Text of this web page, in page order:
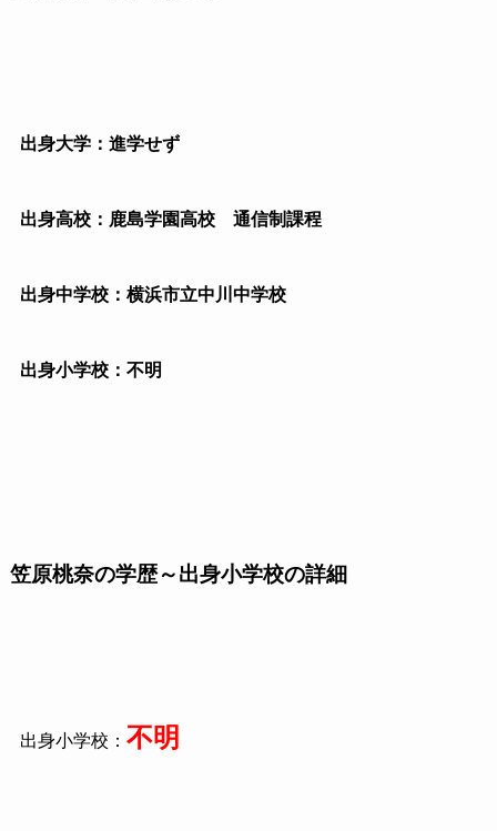
出身大学：進学せず
出身高校：鹿島学園高校 通信制課程
出身中学校：横浜市立中川中学校
出身小学校：不明
笠原桃奈の学歴～出身小学校の詳細
出身小学校： 不明